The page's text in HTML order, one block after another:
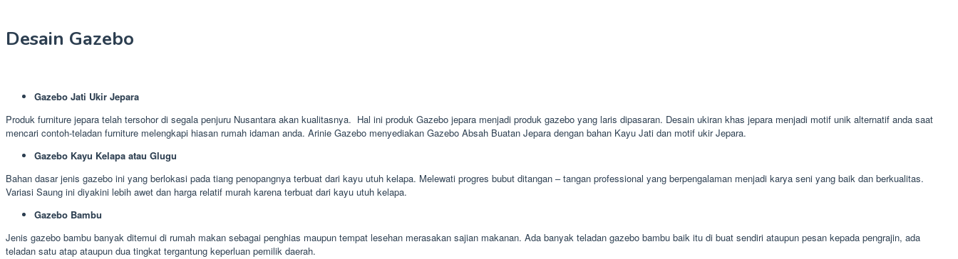
Desain Gazebo
Gazebo Jati Ukir Jepara
Produk furniture jepara telah tersohor di segala penjuru Nusantara akan kualitasnya. Hal ini produk Gazebo jepara menjadi produk gazebo yang laris dipasaran. Desain ukiran khas jepara menjadi motif unik alternatif anda saat
mencari contoh-teladan furniture melengkapi hiasan rumah idaman anda. Arinie Gazebo menyediakan Gazebo Absah Buatan Jepara dengan bahan Kayu Jati dan motif ukir Jepara.
Gazebo Kayu Kelapa atau Glugu
Bahan dasar jenis gazebo ini yang berlokasi pada tiang penopangnya terbuat dari kayu utuh kelapa. Melewati progres bubut ditangan – tangan professional yang berpengalaman menjadi karya seni yang baik dan berkualitas.
Variasi Saung ini diyakini lebih awet dan harga relatif murah karena terbuat dari kayu utuh kelapa.
Gazebo Bambu
Jenis gazebo bambu banyak ditemui di rumah makan sebagai penghias maupun tempat lesehan merasakan sajian makanan. Ada banyak teladan gazebo bambu baik itu di buat sendiri ataupun pesan kepada pengrajin, ada
teladan satu atap ataupun dua tingkat tergantung keperluan pemilik daerah.